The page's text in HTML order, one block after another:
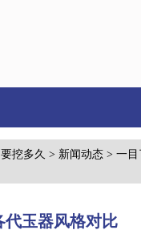
挖多久 > 新闻动态 > 一目
代玉器风格对比